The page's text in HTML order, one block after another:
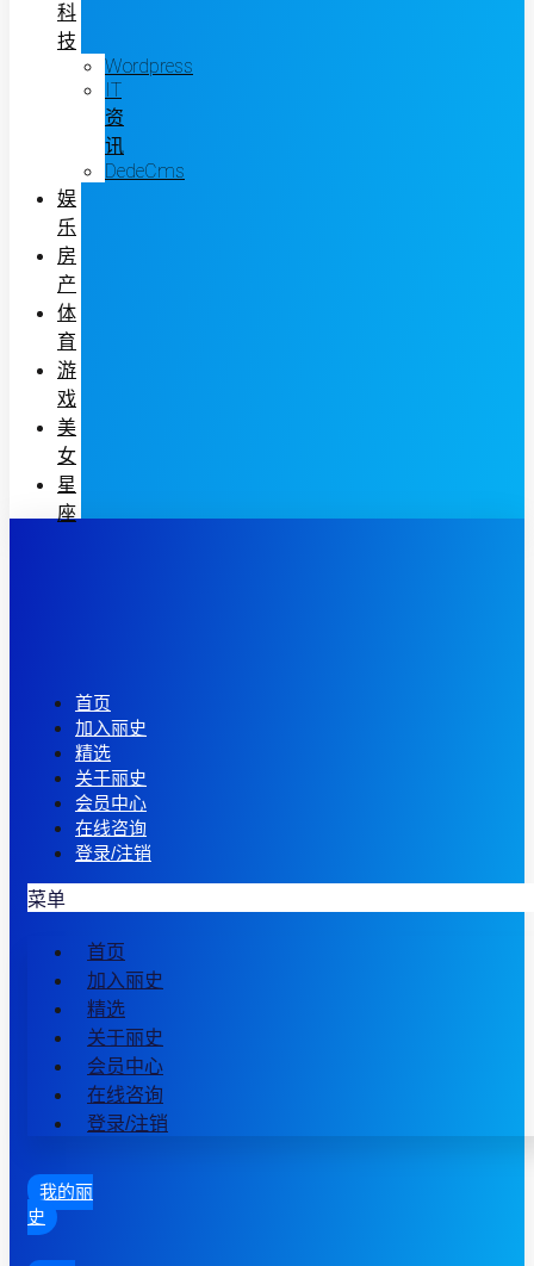
科
技
Wordpress
IT
资
讯
DedeCms
娱
乐
房
产
体
育
游
戏
美
女
星
座
首页
加入丽史
精选
关于丽史
会员中心
在线咨询
登录/注销
菜单
首页
加入丽史
精选
关于丽史
会员中心
在线咨询
登录/注销
我的丽
史